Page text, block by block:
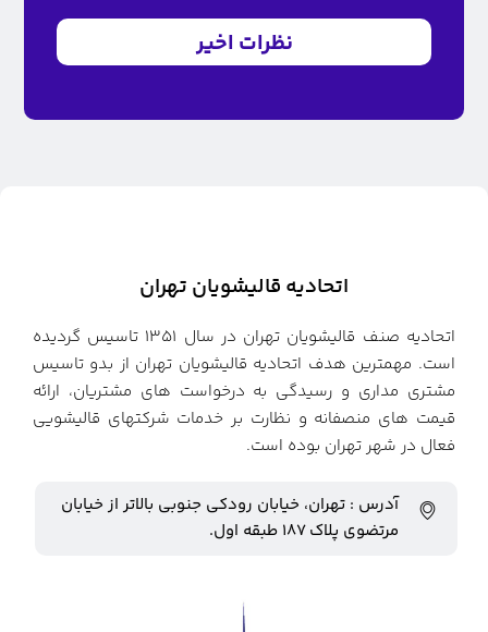
نظرات اخیر
اتحادیه قالیشویان تهران
اتحادیه صنف قالیشویان تهران در سال ۱۳۵۱ تاسیس گردیده
است. مهمترین هدف اتحادیه قالیشویان تهران از بدو تاسیس
مشتری مداری و رسیدگی به درخواست های مشتریان، ارائه
قیمت های منصفانه و نظارت بر خدمات شرکتهای قالیشویی
فعال در شهر تهران بوده است.
آدرس : تهران، خیابان رودکی جنوبی بالاتر از خیابان
مرتضوی پلاک ۱۸۷ طبقه اول.